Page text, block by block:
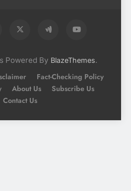
Powered By BlazeThemes.
Fact-Checking Policy
About Us
Subscribe Us
Contact Us